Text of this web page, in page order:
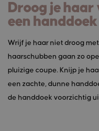
Droog je
een handdoek
Wrijf je haar niet droog
haarschubben gaan zo
pluizige coupe. Knijp je
een zachte, dunne
de handdoek voorzichtig